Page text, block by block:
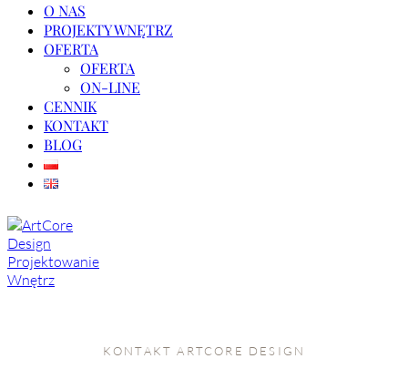
O NAS
PROJEKTY WNĘTRZ
OFERTA
OFERTA
ON-LINE
CENNIK
KONTAKT
BLOG
KONTAKT ARTCORE DESIGN